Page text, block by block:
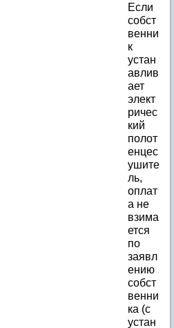
Если
собст
венни
к
устан
авлив
ает
элект
ричес
кий
полот
енцес
ушите
ль,
оплат
а не
взима
ется
по
заявл
ению
собст
венни
ка (с
устан